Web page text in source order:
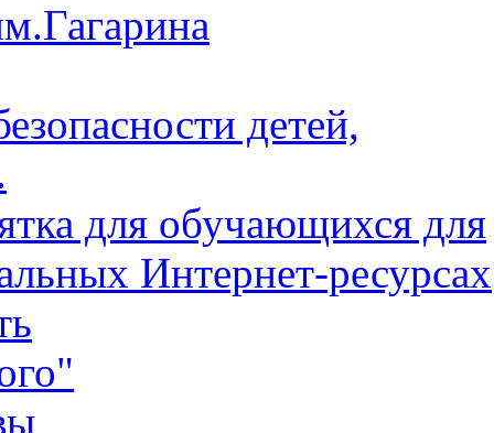
детей,
для обучающихся для
Интернет-ресурсах